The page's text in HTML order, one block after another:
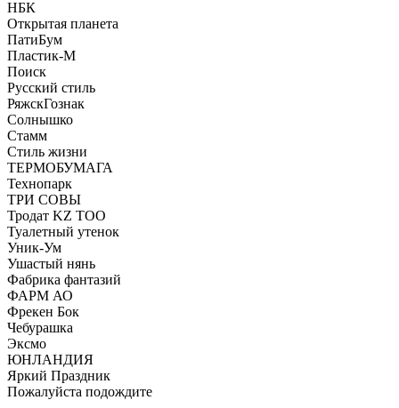
НБК
Открытая планета
ПатиБум
Пластик-М
Поиск
Русский стиль
РяжскГознак
Солнышко
Стамм
Стиль жизни
ТЕРМОБУМАГА
Технопарк
ТРИ СОВЫ
Тродат KZ ТОО
Туалетный утенок
Уник-Ум
Ушастый нянь
Фабрика фантазий
ФАРМ АО
Фрекен Бок
Чебурашка
Эксмо
ЮНЛАНДИЯ
Яркий Праздник
Пожалуйста подождите